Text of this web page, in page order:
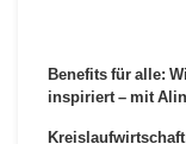
Benefits für alle:
inspiriert – mit